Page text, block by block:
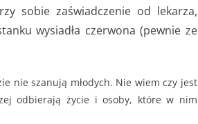
sobie zaświadczenie od lekarza,
wysiadła czerwona (pewnie ze
nie szanują młodych. Nie wiem czy jest
odbierają życie i osoby, które w nim